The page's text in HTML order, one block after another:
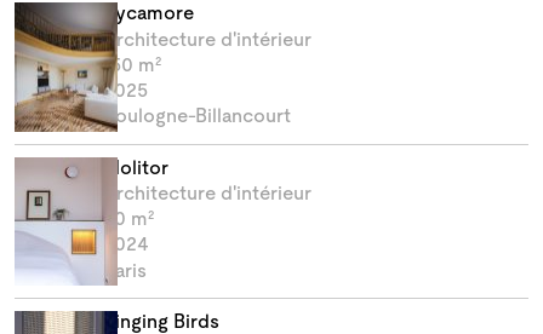
Sycamore
Architecture d'intérieur
150 m²
2025
Boulogne-Billancourt
Molitor
Architecture d'intérieur
70 m²
2024
Paris
Singing Birds